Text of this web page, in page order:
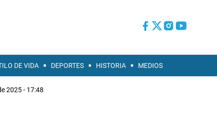
DE VIDA DEPORTES HISTORIA MEDIOS
2025 - 17:48